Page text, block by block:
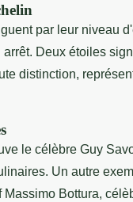
par leur niveau
Deux étoiles
distinction,
le célèbre Guy
Un autre
Bottura,